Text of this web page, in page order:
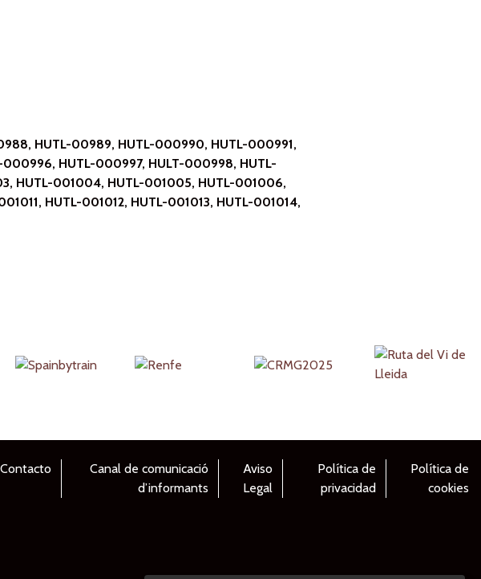
HUTL-00989, HUTL-000990, HUTL-000991,
HUTL-000997, HULT-000998, HUTL-
HUTL-001004, HUTL-001005, HUTL-001006,
HUTL-001012, HUTL-001013, HUTL-001014,
Contacto
Canal de comunicació
d’informants
Aviso
Legal
Política de
privacidad
Política de
cookies